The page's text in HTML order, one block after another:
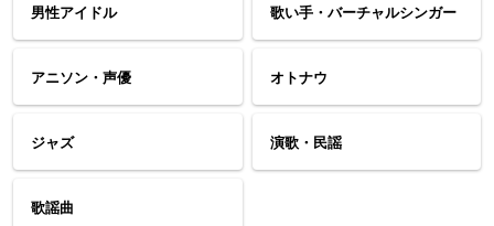
男性アイドル 歌い手・バーチャルシンガー
アニソン・声優 オトナウ
ジャズ 演歌・民謡
歌謡曲